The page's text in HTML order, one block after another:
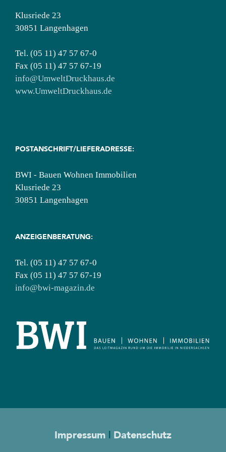
Klusriede 23
30851 Langenhagen
Tel. (05 11) 47 57 67-0
Fax (05 11) 47 57 67-19
info@UmweltDruckhaus.de
www.UmweltDruckhaus.de
POSTANSCHRIFT/LIEFERADRESSE:
BWI - Bauen Wohnen Immobilien
Klusriede 23
30851 Langenhagen
ANZEIGENBERATUNG:
Tel. (05 11) 47 57 67-0
Fax (05 11) 47 57 67-19
info@bwi-magazin.de
Impressum | Datenschutz